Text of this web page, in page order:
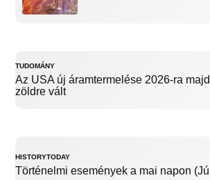
TUDOMÁNY
Az USA új áramtermelése 2026-ra
zöldre vált
HISTORYTODAY
Történelmi események a mai napon